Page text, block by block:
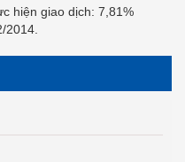
hiện giao dịch: 7,81%
2014.